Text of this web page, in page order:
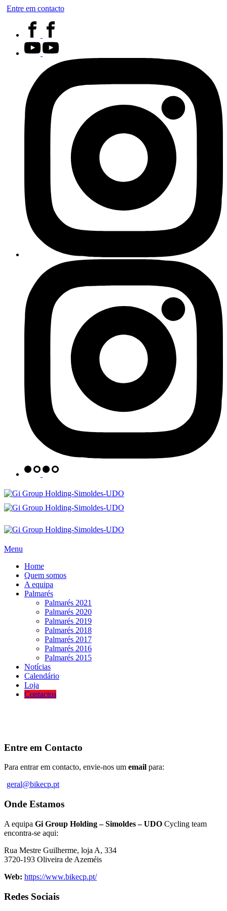
Entre em contacto
Menu
Home
Quem somos
A equipa
Palmarés
Palmarés 2021
Palmarés 2020
Palmarés 2019
Palmarés 2018
Palmarés 2017
Palmarés 2016
Palmarés 2015
Notícias
Calendário
Loja
Contactos
Entre em Contacto
Para entrar em contacto, envie-nos um email para:
geral@bikecp.pt
Onde Estamos
A equipa Gi Group Holding – Simoldes – UDO Cycling team
encontra-se aqui:
Rua Mestre Guilherme, loja A, 334
3720-193 Oliveira de Azeméis
Web: https://www.bikecp.pt/
Redes Sociais